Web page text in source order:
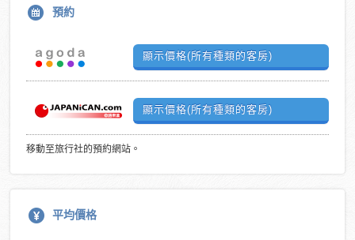
預約
顯示價格(所有種類的客房)
顯示價格(所有種類的客房)
移動至旅行社的預約網站。
平均價格